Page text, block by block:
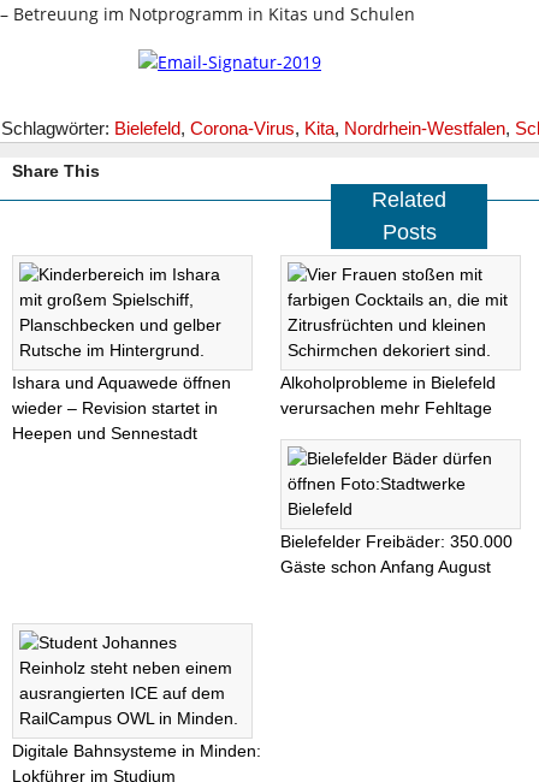
– Betreuung im Notprogramm in Kitas und Schulen
Schlagwörter: Bielefeld, Corona-Virus, Kita, Nordrhein-Westfalen,
Share This
Related
Posts
Ishara und Aquawede öffnen
wieder – Revision startet in
Heepen und Sennestadt
Alkoholprobleme in Bielefeld
verursachen mehr Fehltage
Bielefelder Freibäder: 350.000
Gäste schon Anfang August
Digitale Bahnsysteme in Minden:
Lokführer im Studium